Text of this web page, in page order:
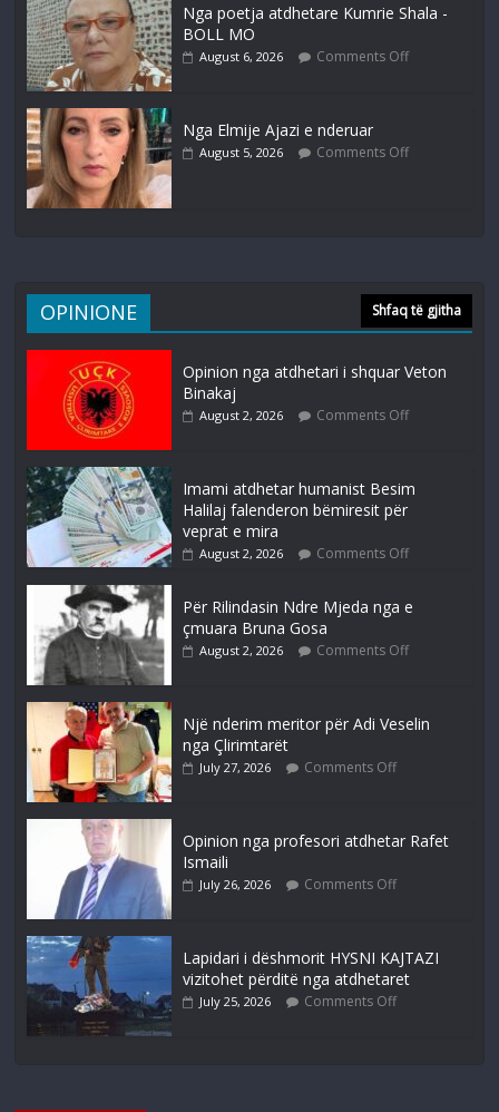
Nga poetja atdhetare Kumrie Shala -
BOLL MO
August 6, 2026 Comments Off
Nga Elmije Ajazi e nderuar
August 5, 2026 Comments Off
OPINIONE Shfaq të gjitha
Opinion nga atdhetari i shquar Veton
Binakaj
August 2, 2026 Comments Off
Imami atdhetar humanist Besim
Halilaj falenderon bëmiresit për
veprat e mira
August 2, 2026 Comments Off
Për Rilindasin Ndre Mjeda nga e
çmuara Bruna Gosa
August 2, 2026 Comments Off
Një nderim meritor për Adi Veselin
nga Çlirimtarët
July 27, 2026 Comments Off
Opinion nga profesori atdhetar Rafet
Ismaili
July 26, 2026 Comments Off
Lapidari i dëshmorit HYSNI KAJTAZI
vizitohet përditë nga atdhetaret
July 25, 2026 Comments Off